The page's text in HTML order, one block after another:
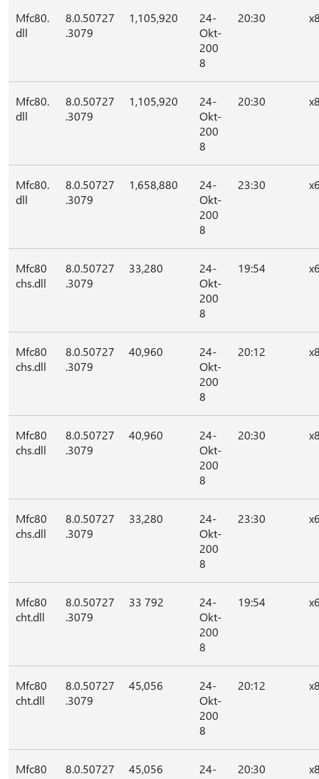
Mfc80.
dll
8.0.50727
.3079
1,105,920
24-
Okt-
200
8
20:30
Mfc80.
dll
8.0.50727
.3079
1,105,920
24-
Okt-
200
8
20:30
Mfc80.
dll
8.0.50727
.3079
1,658,880
24-
Okt-
200
8
23:30
Mfc80
chs.dll
8.0.50727
.3079
33,280
24-
Okt-
200
8
19:54
Mfc80
chs.dll
8.0.50727
.3079
40,960
24-
Okt-
200
8
20:12
Mfc80
chs.dll
8.0.50727
.3079
40,960
24-
Okt-
200
8
20:30
Mfc80
chs.dll
8.0.50727
.3079
33,280
24-
Okt-
200
8
23:30
Mfc80
cht.dll
8.0.50727
.3079
33 792
24-
Okt-
200
8
19:54
Mfc80
cht.dll
8.0.50727
.3079
45,056
24-
Okt-
200
8
20:12
Mfc80
8.0.50727
45,056
24-
20:30